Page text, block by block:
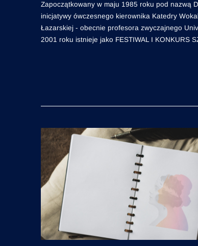
Zapoczątkowany w maju 1985 roku pod nazwą
inicjatywy ówczesnego kierownika Katedry
Łazarskiej - obecnie profesora zwyczajnego
2001 roku istnieje jako FESTIWAL I KONKURS